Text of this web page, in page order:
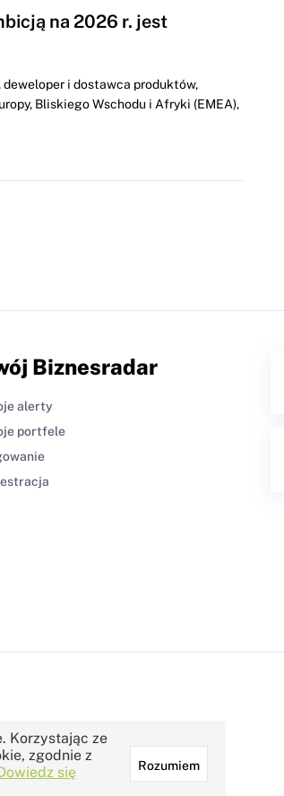
na 2026 r. jest
deweloper i dostawca produktów,
Bliskiego Wschodu i Afryki (EMEA),
Biznesradar
alerty
portfele
Korzystając ze
zgodnie z
się
Rozumiem